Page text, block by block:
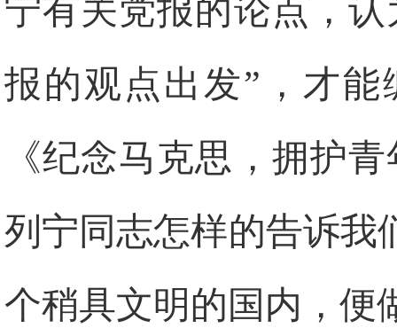
宁有关党报的论点，
报的观点出发”，才
《纪念马克思，拥护
列宁同志怎样的告诉我
个稍具文明的国内，便